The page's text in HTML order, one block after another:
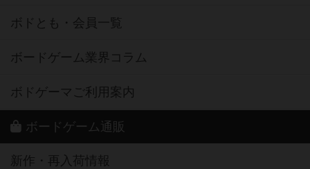
ボドとも・会員一覧
ボードゲーム業界コラム
ボドゲーマご利用案内
ボードゲーム通販
新作・再入荷情報